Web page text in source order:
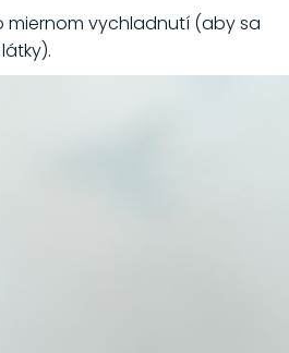
miernom vychladnutí (aby sa